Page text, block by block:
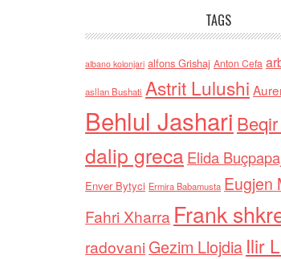
TAGS
albano kolonjari alfons Grishaj Anton Cefa
asllan Bushati Astrit Lulushi
Behlul Jashari
dalip grecaElida
Enver Bytyci Ermira Babamusta Eugjen
Fahri Xharra Frank
radovaniGezim Llojdia Ilir